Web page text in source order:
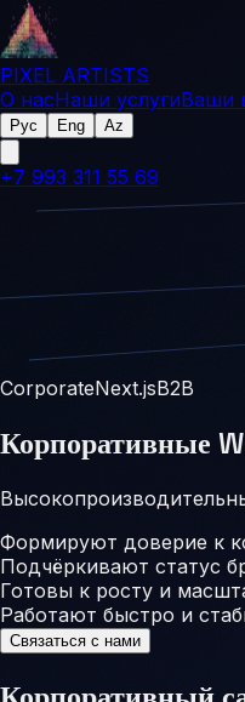
PIXEL ARTISTS
О насНаши услугиВаши
Рус Eng Az
+7 993 311 55 69
CorporateNext.jsB2B
Корпоративные
Формируют доверие к
Подчёркивают статус
Готовы к росту и
Работают быстро и
Связаться с нами